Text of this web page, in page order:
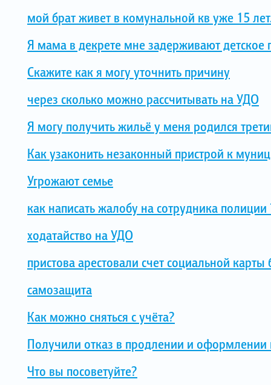
мой брат живет в комунальной кв уже 15
Я мама в декрете мне задерживают детское
Скажите как я могу уточнить причину
через сколько можно рассчитывать на УДО
Я могу получить жильё у меня родился
Как узаконить незаконный пристрой к
Угрожают семье
как написать жалобу на сотрудника полиции
ходатайство на УДО
пристова арестовали счет социальной
самозащита
Как можно сняться с учёта?
Получили отказ в продлении и оформлении
Что вы посоветуйте?